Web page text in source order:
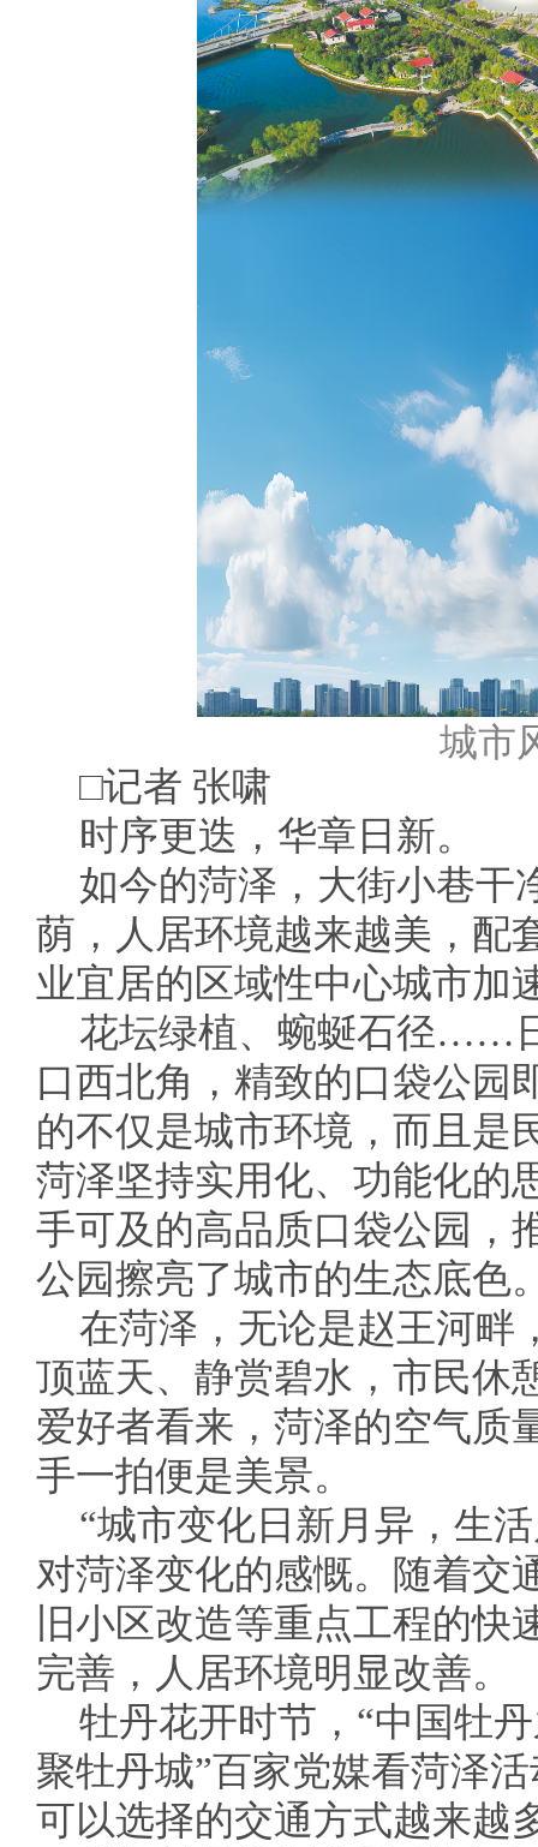
城市
□记者 张啸
时序更迭，华章日新。
如今的菏泽，大街小巷干
荫，人居环境越来越美，
业宜居的区域性中心城市加
花坛绿植、蜿蜒石径……
口西北角，精致的口袋公园
的不仅是城市环境，而且是
菏泽坚持实用化、功能化的
手可及的高品质口袋公园，
公园擦亮了城市的生态底色
在菏泽，无论是赵王河畔
顶蓝天、静赏碧水，市民休
爱好者看来，菏泽的空气质
手一拍便是美景。
“城市变化日新月异，生
对菏泽变化的感慨。随着交
旧小区改造等重点工程的
完善，人居环境明显改善。
牡丹花开时节，“中国牡
聚牡丹城”百家党媒看菏泽
可以选择的交通方式越来越